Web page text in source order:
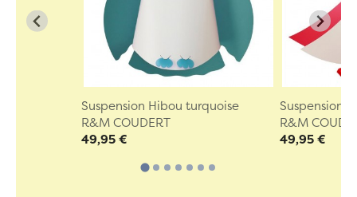
Suspension Hibou turquoise
R&M COUDERT
49,95 €
Suspension
R&M
49,95 €